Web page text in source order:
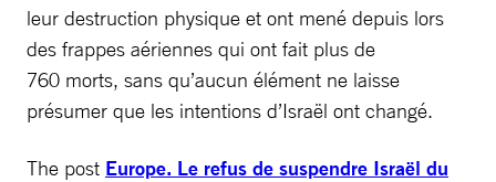
leur destruction physique et ont mené depuis lors
des frappes aériennes qui ont fait plus de
760 morts, sans qu’aucun élément ne laisse
présumer que les intentions d’Israël ont changé.
The post Europe. Le refus de suspendre Israël du